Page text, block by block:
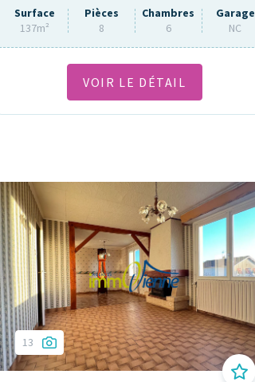
Surface
137m²
Pièces
8
Chambres
6
Garage
NC
VOIR LE DÉTAIL
13